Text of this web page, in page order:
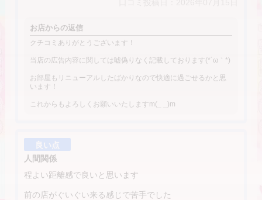
お店からの返信
クチコミありがとうございます！
当店の広告内容に関しては嘘偽りなく記載しております(*´ω｀*)
お部屋もリニューアルしたばかりなので快適に過ごせるかと思
います！
これからもよろしくお願いいたしますm(_ _)m
良い点
人間関係
程よい距離感で良いと思います
前の店がぐいぐい来る感じで苦手でした